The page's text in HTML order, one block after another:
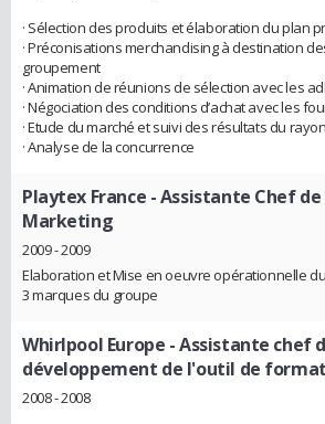
· Sélection des produits et élaboration du plan
· Préconisations merchandising à destination
groupement
· Animation de réunions de sélection avec les
· Négociation des conditions d’achat avec les
· Etude du marché et suivi des résultats du
· Analyse de la concurrence
Playtex France - Assistante Chef
Marketing
2009 - 2009
Elaboration et Mise en oeuvre opérationnelle
3 marques du groupe
Whirlpool Europe - Assistante chef
développement de l'outil de
2008 - 2008